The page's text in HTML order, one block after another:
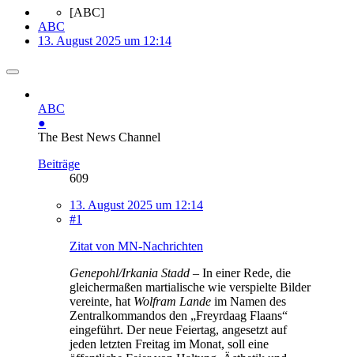
[ABC]
ABC
13. August 2025 um 12:14
ABC
●
The Best News Channel
Beiträge
609
13. August 2025 um 12:14
#1
Zitat von MN-Nachrichten
Genepohl/Irkania Stadd – In einer Rede, die
gleichermaßen martialische wie verspielte Bilder
vereinte, hat Wolfram Lande im Namen des
Zentralkommandos den „Freyrdaag Flaans“
eingeführt. Der neue Feiertag, angesetzt auf
jeden letzten Freitag im Monat, soll eine